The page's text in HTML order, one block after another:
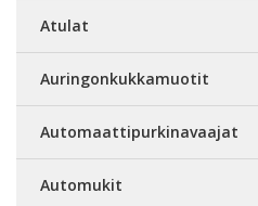
Atulat
Auringonkukkamuotit
Automaattipurkinavaajat
Automukit